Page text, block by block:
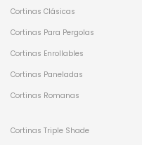
Cortinas Clásicas
Cortinas Para Pergolas
Cortinas Enrollables
Cortinas Paneladas
Cortinas Romanas
Cortinas Triple Shade